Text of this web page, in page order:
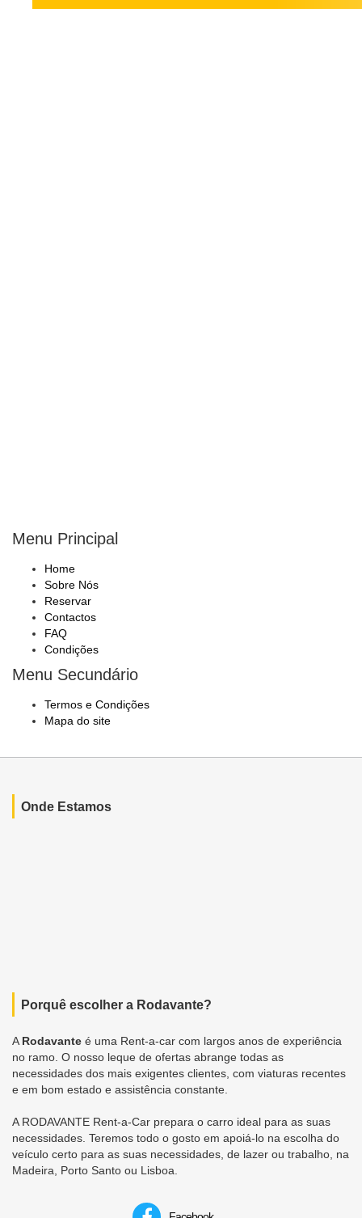
Menu Principal
Home
Sobre Nós
Reservar
Contactos
FAQ
Condições
Menu Secundário
Termos e Condições
Mapa do site
Onde Estamos
Porquê escolher a Rodavante?
ARodavante é uma Rent-a-car com largos anos de experiência
no ramo. O nosso leque de ofertas abrange todas as
necessidades dos mais exigentes clientes, com viaturas recentes
e em bom estado e assistência constante.
A RODAVANTE Rent-a-Car prepara o carro ideal para as suas
necessidades. Teremos todo o gosto em apoiá-lo na escolha do
veículo certo para as suas necessidades, de lazer ou trabalho, na
Madeira, Porto Santo ou Lisboa.